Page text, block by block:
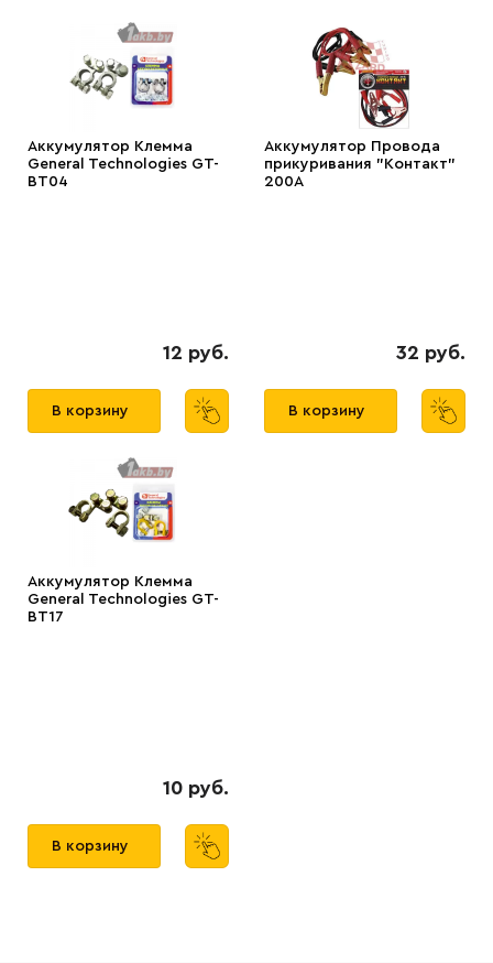
Аккумулятор Клемма
General Technologies GT-
BT04
12 руб.
В корзину
Аккумулятор Провода
прикуривания "Контакт"
200А
32 руб.
В корзину
Аккумулятор Клемма
General Technologies GT-
BT17
10 руб.
В корзину